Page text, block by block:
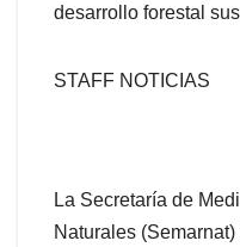
desarrollo forestal
STAFF NOTICIAS
La Secretaría de
Naturales